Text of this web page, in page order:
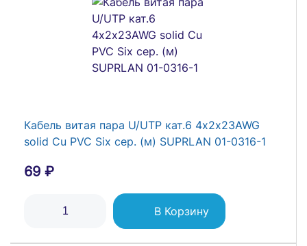
Бокс модульный накладной PDB/W 4024 GR
(ЩРН-ПГ-24) IP65 пластик. Pro JazzWay
В Корзину
Кабель витая пара U/UTP кат.6 4х2х23AWG
solid Cu PVC Six сер. (м) SUPRLAN 01-0316-1
69 ₽
В Корзину